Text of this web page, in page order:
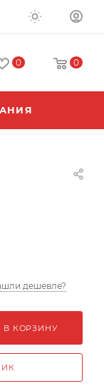
0 0
дешевле?
В КОРЗИНУ